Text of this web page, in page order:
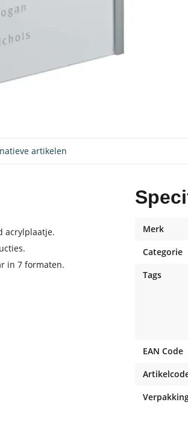
artikelen
acrylplaatje.
in 7 formaten.
Merk
Categorie
Tags
EAN Code